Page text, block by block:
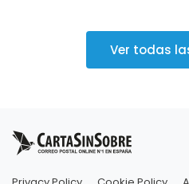
Ver todas